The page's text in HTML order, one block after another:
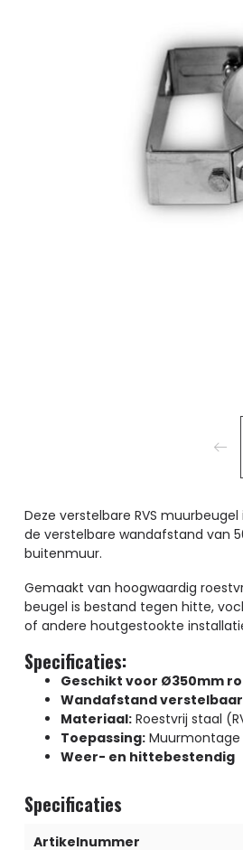
Deze verstelbare RVS
de verstelbare wandafstand van
buitenmuur.
Gemaakt van hoogwaardig
beugel is bestand tegen hitte,
of andere houtgestookte
Specificaties:
Geschikt voor Ø350mm
Wandafstand
Materiaal: Roestvrij staal
Toepassing:
Weer- en hittebestendig
Specificaties
Artikelnummer